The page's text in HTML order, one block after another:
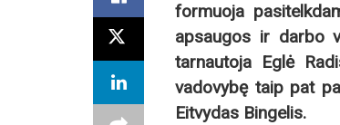
formuoja
apsaugos ir darbo
tarnautoja Eglė
vadovybę taip pat
Eitvydas Bingelis.